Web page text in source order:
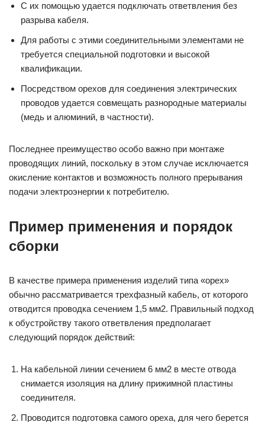
С их помощью удается подключать ответвления без
разрыва кабеля.
Для работы с этими соединительными элементами не
требуется специальной подготовки и высокой
квалификации.
Посредством орехов для соединения электрических
проводов удается совмещать разнородные материалы
(медь и алюминий, в частности).
Последнее преимущество особо важно при монтаже
проводящих линий, поскольку в этом случае исключается
окисление контактов и возможность полного прерывания
подачи электроэнергии к потребителю.
Пример применения и порядок
сборки
В качестве примера применения изделий типа «орех»
обычно рассматривается трехфазный кабель, от которого
отводится проводка сечением 1,5 мм2. Правильный подход
к обустройству такого ответвления предполагает
следующий порядок действий:
На кабельной линии сечением 6 мм2 в месте отвода
снимается изоляция на длину прижимной пластины
соединителя.
Проводится подготовка самого ореха, для чего берется